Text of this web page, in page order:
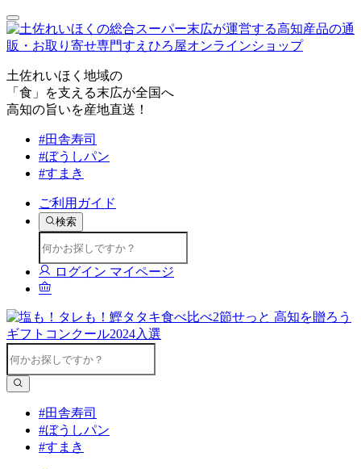
土佐れいほく地域の
「食」を支える末広が全国へ
高知の旨いを産地直送！
#田舎寿司
#ぼうしパン
#すまき
ご利用ガイド
検索
ログイン マイページ
#田舎寿司
#ぼうしパン
#すまき